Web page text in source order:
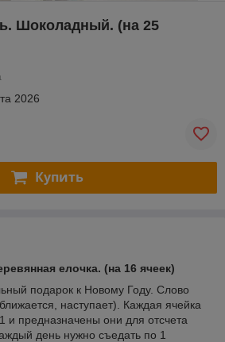
Шоколадный. (на 25
2026
Купить
елочка. (на 16 ячеек)
подарок к Новому Году. Слово
наступает). Каждая ячейка
предназначены они для отсчета
день нужно съедать по 1